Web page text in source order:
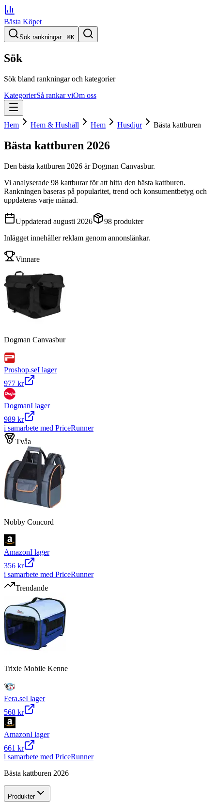
Bästa Köpet
Sök rankningar...⌘K
Sök
Sök bland rankningar och kategorier
KategorierSå rankar viOm oss
Hem Hem & Hushåll Hem Husdjur Bästa kattburen
Bästa kattburen 2026
Den bästa kattburen 2026 ärDogman Canvasbur.
Vi analyserade 98 kattburarför att hitta den bästa kattburen.
Rankningen baseras på popularitet, trend och konsumentbetyg och
uppdateras varje månad.
Uppdaterad augusti 2026 98 produkter
Inlägget innehåller reklam genom annonslänkar.
Vinnare
Dogman Canvasbur
Proshop.seI lager
977 kr
DogmanI lager
989 kr
i samarbete med PriceRunner
Tvåa
Nobby Concord
AmazonI lager
356 kr
i samarbete med PriceRunner
Trendande
Trixie Mobile Kenne
Fera.seI lager
568 kr
AmazonI lager
661 kr
i samarbete med PriceRunner
Bästa kattburen 2026
Produkter